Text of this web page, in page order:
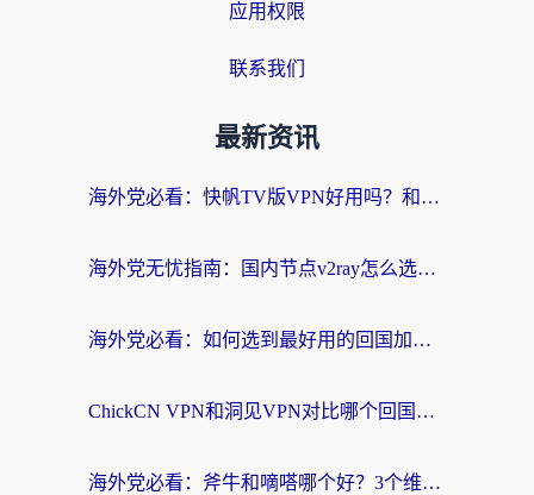
应用权限
联系我们
最新资讯
海外党必看：快帆TV版VPN好用吗？和快游VPN对比哪个回国效果更好？附实用避坑指南
海外党无忧指南：国内节点v2ray怎么选？一键回国VPN+多场景实测帮你避坑
海外党必看：如何选到最好用的回国加速器？从节点到售后的全维度指南
ChickCN VPN和洞见VPN对比哪个回国效果更好？海外党亲测3款加速器+避坑指南
海外党必看：斧牛和嘀嗒哪个好？3个维度教你选对回国加速器